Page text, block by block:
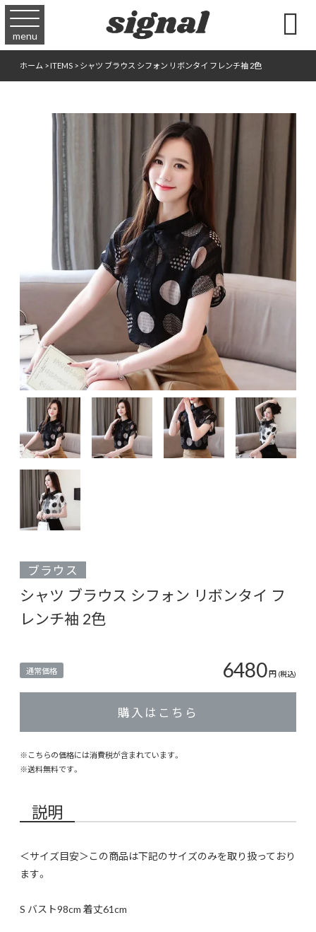
menu 
ホーム>ITEMS>シャツ ブラウス シフォン リボンタイ フレンチ袖 2色
ブラウス
シャツ ブラウス シフォン リボンタイ フ
レンチ袖 2色
通常価格 6480円 (税込)
購入はこちら
※こちらの価格には消費税が含まれています。
※送料無料です。
説明
＜サイズ目安＞この商品は下記のサイズのみを取り扱っており
ます。
S バスト98cm 着丈61cm